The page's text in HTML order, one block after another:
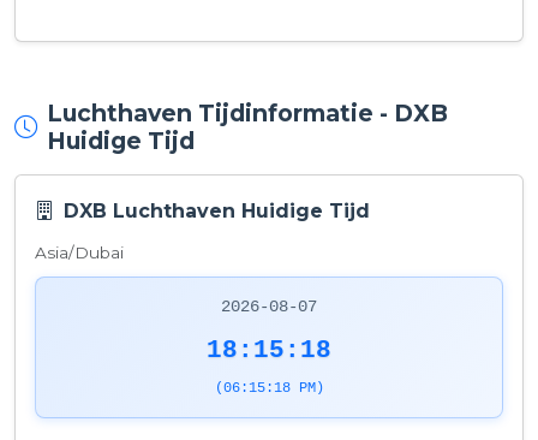
Luchthaven Tijdinformatie - DXB
Huidige Tijd
DXB Luchthaven Huidige Tijd
Asia/Dubai
2026-08-07
18:15:19
(06:15:19 PM)